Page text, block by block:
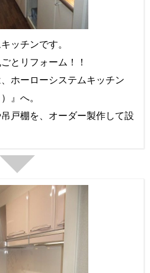
ッチンです。
とリフォーム！！
ホーローシステムキッチン
』へ。
戸棚を、オーダー製作して設